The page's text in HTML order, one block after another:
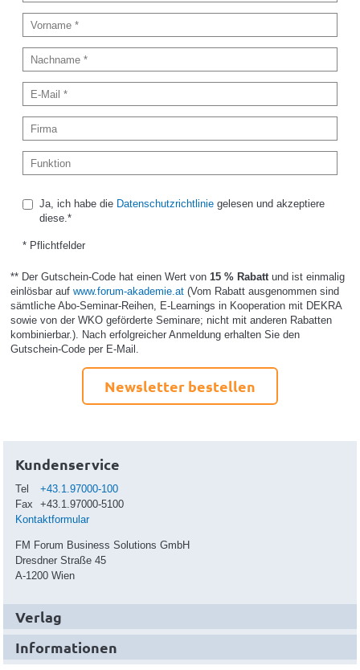
Ja, ich habe die Datenschutzrichtliniegelesen und akzeptiere
diese.*
* Pflichtfelder
** Der Gutschein-Code hat einen Wert von 15 % Rabatt und ist einmalig
einlösbar auf www.forum-akademie.at(Vom Rabatt ausgenommen sind
sämtliche Abo-Seminar-Reihen, E-Learnings in Kooperation mit DEKRA
sowie von der WKO geförderte Seminare; nicht mit anderen Rabatten
kombinierbar.). Nach erfolgreicher Anmeldung erhalten Sie den
Gutschein-Code per E-Mail.
Newsletter bestellen
Kundenservice
Tel
+43.1.97000-100
Fax
+43.1.97000-5100
Kontaktformular
FM Forum Business Solutions GmbH
Dresdner Straße 45
A-1200 Wien
Verlag
Informationen